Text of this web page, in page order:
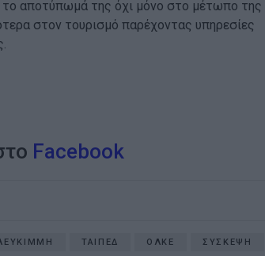
το αποτύπωμά της όχι μόνο στο μέτωπο της
στον τουρισμό παρέχοντας υπηρεσίες
Facebook
ΤΑΙΠΕΔ ΟΛΚΕ ΣΥΣΚΕΨΗ